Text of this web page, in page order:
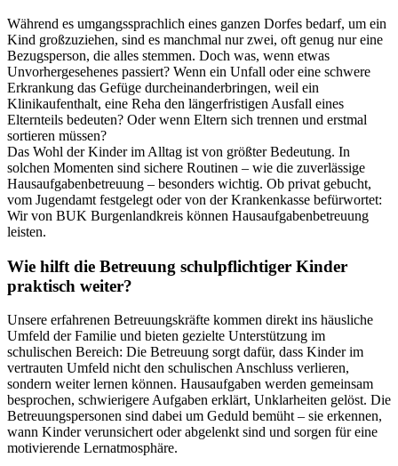
Während es umgangssprachlich eines ganzen Dorfes bedarf, um ein
Kind großzuziehen, sind es manchmal nur zwei, oft genug nur eine
Bezugsperson, die alles stemmen. Doch was, wenn etwas
Unvorhergesehenes passiert? Wenn ein Unfall oder eine schwere
Erkrankung das Gefüge durcheinanderbringen, weil ein
Klinikaufenthalt, eine Reha den längerfristigen Ausfall eines
Elternteils bedeuten? Oder wenn Eltern sich trennen und erstmal
sortieren müssen?
Das Wohl der Kinder im Alltag ist von größter Bedeutung. In
solchen Momenten sind sichere Routinen – wie die zuverlässige
Hausaufgabenbetreuung – besonders wichtig. Ob privat gebucht,
vom Jugendamt festgelegt oder von der Krankenkasse befürwortet:
Wir von BUK Burgenlandkreis können Hausaufgabenbetreuung
leisten.
Wie hilft die Betreuung schulpflichtiger Kinder
praktisch weiter?
Unsere erfahrenen Betreuungskräfte kommen direkt ins häusliche
Umfeld der Familie und bieten gezielte Unterstützung im
schulischen Bereich: Die Betreuung sorgt dafür, dass Kinder im
vertrauten Umfeld nicht den schulischen Anschluss verlieren,
sondern weiter lernen können. Hausaufgaben werden gemeinsam
besprochen, schwierigere Aufgaben erklärt, Unklarheiten gelöst. Die
Betreuungspersonen sind dabei um Geduld bemüht – sie erkennen,
wann Kinder verunsichert oder abgelenkt sind und sorgen für eine
motivierende Lernatmosphäre.